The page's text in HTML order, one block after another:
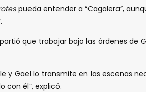
pueda entender a “Cagalera”,
que trabajar bajo las órdenes
y Gael lo transmite en las escenas
con él”, explicó.